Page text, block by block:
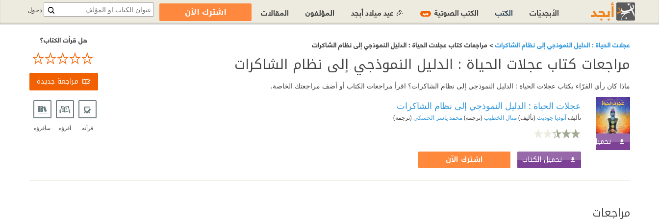
عجلات الحياة : الدليل النموذجي إلى نظام الشاكرات> مراجعات كتاب عجلات الحياة : الدليل النموذجي إلى نظام الشاكرات
مراجعات كتاب عجلات الحياة : الدليل النموذجي إلى نظام الشاكرات
ماذا كان رأي القرّاء بكتاب عجلات الحياة : الدليل النموذجي إلى نظام الشاكرات؟ اقرأ مراجعات الكتاب أو أضف مراجعتك الخاصة.
تحميل الكتاب اشترك الآن
عجلات الحياة : الدليل النموذجي إلى نظام الشاكرات
تأليفآنوديا جوديث (تأليف)منال الخطيب (ترجمة)محمد ياسر الحسكي (ترجمة)
تحميل الكتاب اشترك الآن
هل قرأت الكتاب؟
مراجعة جديدة
قرأته أقرؤه سأقرؤه
مراجعات
دخول الأبجديّات الكتب الكتب الصوتية جديد 🎉 عيد ميلاد أبجد المؤلفون المقالات اشترك الآن